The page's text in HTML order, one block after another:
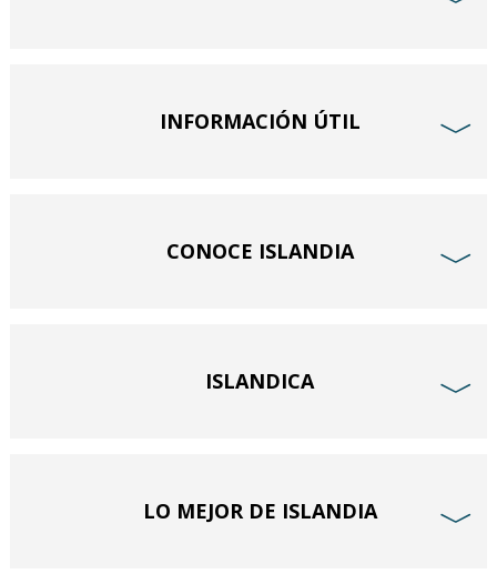
INFORMACIÓN ÚTIL ﹀
CONOCE ISLANDIA ﹀
ISLANDICA ﹀
LO MEJOR DE ISLANDIA ﹀